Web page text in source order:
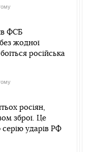
ФСБ
жодної
російська
росіян,
зброї. Це
ударів РФ